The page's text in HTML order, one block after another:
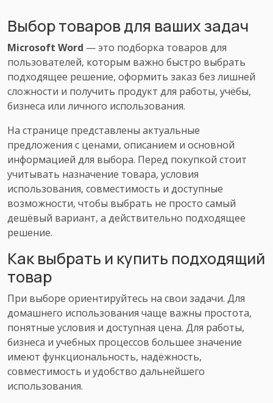
Выбор товаров для ваших задач
Microsoft Word — это подборка товаров для
пользователей, которым важно быстро выбрать
подходящее решение, оформить заказ без лишней
сложности и получить продукт для работы, учёбы,
бизнеса или личного использования.
На странице представлены актуальные
предложения с ценами, описанием и основной
информацией для выбора. Перед покупкой стоит
учитывать назначение товара, условия
использования, совместимость и доступные
возможности, чтобы выбрать не просто самый
дешёвый вариант, а действительно подходящее
решение.
Как выбрать и купить подходящий
товар
При выборе ориентируйтесь на свои задачи. Для
домашнего использования чаще важны простота,
понятные условия и доступная цена. Для работы,
бизнеса и учебных процессов большее значение
имеют функциональность, надёжность,
совместимость и удобство дальнейшего
использования.